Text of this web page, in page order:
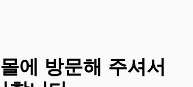
에 방문해 주셔서